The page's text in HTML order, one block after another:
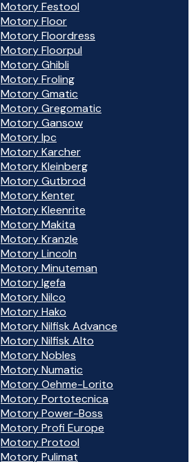
Motory Festool
Motory Floor
Motory Floordress
Motory Floorpul
Motory Ghibli
Motory Froling
Motory Gmatic
Motory Gregomatic
Motory Gansow
Motory Ipc
Motory Karcher
Motory Kleinberg
Motory Gutbrod
Motory Kenter
Motory Kleenrite
Motory Makita
Motory Kranzle
Motory Lincoln
Motory Minuteman
Motory Igefa
Motory Nilco
Motory Hako
Motory Nilfisk Advance
Motory Nilfisk Alto
Motory Nobles
Motory Numatic
Motory Oehme-Lorito
Motory Portotecnica
Motory Power-Boss
Motory Profi Europe
Motory Protool
Motory Pulimat